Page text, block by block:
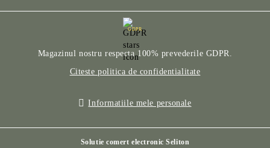
GDPR
Magazinul nostru respecta 100% prevederile GDPR.
Citeste politica de confidentialitate
Informatiile mele personale
Solutie comert electronic Seliton